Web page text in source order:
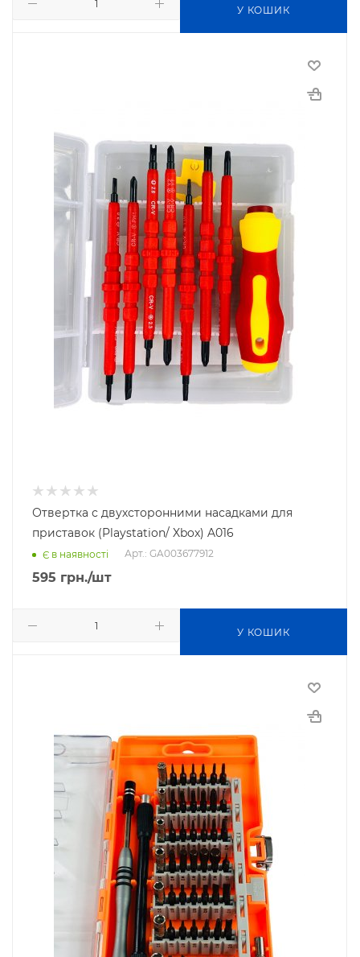
У КОШИК
Отвертка с двухсторонними насадками для
приставок (Playstation/ Xbox) A016
Є в наявності Арт.: GA003677912
595 грн./шт
У КОШИК